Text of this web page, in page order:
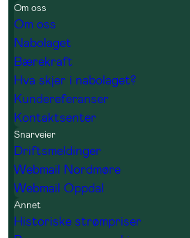
Om oss
Om oss
Nabolaget
Bærekraft
Hva skjer i nabolaget?
Kundereferanser
Kontaktsenter
Snarveier
Driftsmeldinger
Webmail Nordmøre
Webmail Oppdal
Annet
Historiske strømpriser